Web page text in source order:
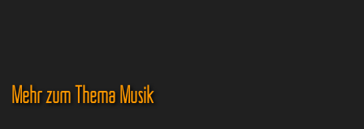
Mehr zum Thema Musik